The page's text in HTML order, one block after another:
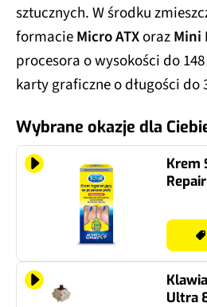
sztucznych. W środku
formacieMicro ATXorazMini
procesora o wysokości do
karty graficzne o długości
Wybrane okazje dla
Krem
Ultra